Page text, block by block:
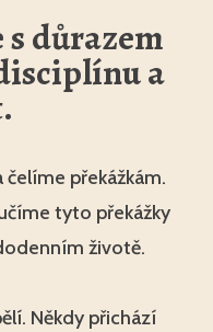
důrazem
a
překážkám.
tyto překážky
životě.
Někdy přichází